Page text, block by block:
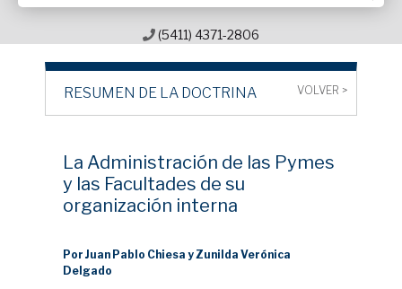
Contacto
(5411) 4371-2806
RESUMEN DE LA DOCTRINA VOLVER >
La Administración de las Pymes
y las Facultades de su
organización interna
Por Juan Pablo Chiesa y Zunilda Verónica
Delgado